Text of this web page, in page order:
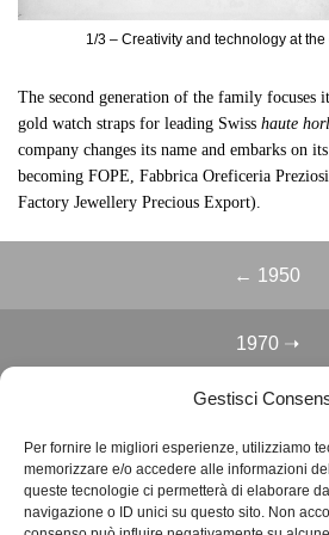
Gestisci
Per fornire le migliori esperienze, utilizziamo
memorizzare e/o accedere alle informazioni
queste tecnologie ci permetterà di elaborare
navigazione o ID unici su questo sito. Non
1/3 – Creativity and technology at
The second generation of the family focuses
gold watch straps for leading Swiss haute
company changes its name and embarks on
becoming FOPE, Fabbrica Oreficeria
Factory Jewellery Precious Export).
← 1950
1970 ➝
BACK TO TOP
FOPE S.P.A.